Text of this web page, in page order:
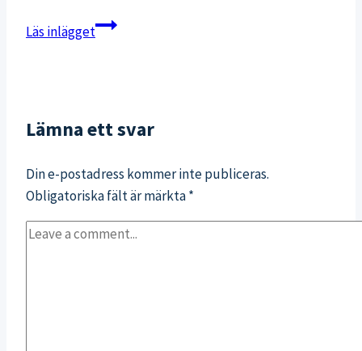
Läs inläggetExamensfest
Lämna ett svar
Din e-postadress kommer inte publiceras.
Obligatoriska fält är märkta*